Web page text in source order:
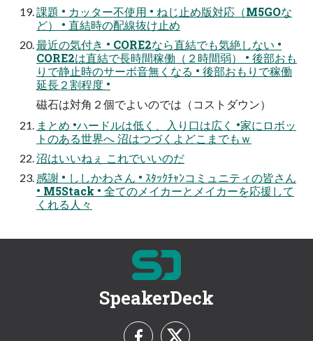
課題 • カッター不使用 • ねじ止め版対応（M5GOな
ど） • 直結時の配線抜け止め
最近の気付き • CORE2なら直結でも気絶しない •
CORE2は直結で長時間稼働（２時間弱） • 後部おも
りで静止時のサーボ音無くなる • 後部おもりで稼働
延長２割程度 •
磁石は対角２個でよいのでは（コストダウン）
まとめ •ハードルは低く、入り口は広く •家にロボッ
トのある世界へ 沼はつづくよどこまでもｗ
沼はいいねぇ これでいいのだ
感謝 • ししかわさん • ｽﾀｯｸﾁｬﾝコミュニティの皆さん
• M5Stack • 全てのメイカーとメイカーを応援して
くれる人々
SpeakerDeck